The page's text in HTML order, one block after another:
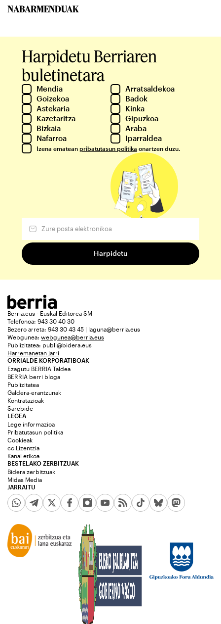
NABARMENDUAK
Harpidetu Berriaren
buletinetara
Mendia
Arratsaldekoa
Goizekoa
Badok
Astekaria
Kinka
Kazetaritza
Gipuzkoa
Bizkaia
Araba
Nafarroa
Iparraldea
Izena ematean pribatutasun politika onartzen duzu.
Berria.eus - Euskal Editorea SM
Telefonoa: 943 30 40 30
Bezero arreta: 943 30 43 45 | laguna@berria.eus
Webgunea: webgunea@berria.eus
Publizitatea: publi@bidera.eus
Harremanetan jarri
ORRIALDE KORPORATIBOAK
Ezagutu BERRIA Taldea
BERRIA berri bloga
Publizitatea
Galdera-erantzunak
Kontratazioak
Sarebide
JARRAITU
LEGEA
Lege informazioa
Pribatutasun politika
Cookieak
cc Lizentzia
Kanal etikoa
BESTELAKO ZERBITZUAK
Bidera zerbitzuak
Midas Media